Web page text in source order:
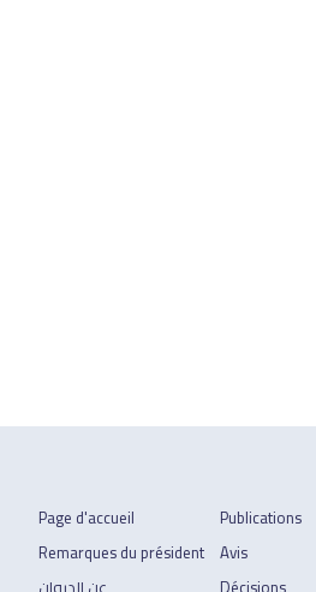
Page d'accueil
Remarques du président
Publications
Avis